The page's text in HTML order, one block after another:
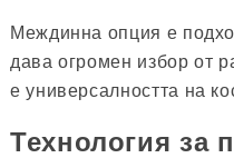
Междинна опция е
дава огромен избор от
е универсалността на
Технология за